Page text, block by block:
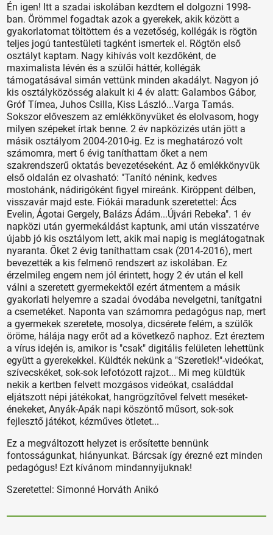
Én igen! Itt a szadai iskolában kezdtem el dolgozni 1998-
ban. Örömmel fogadtak azok a gyerekek, akik között a
gyakorlatomat töltöttem és a vezetőség, kollégák is rögtön
teljes jogú tantestületi tagként ismertek el. Rögtön első
osztályt kaptam. Nagy kihívás volt kezdőként, de
maximalista lévén és a szülői háttér, kollégák
támogatásával simán vettünk minden akadályt. Nagyon jó
kis osztályközösség alakult ki 4 év alatt: Galambos Gábor,
Gróf Tímea, Juhos Csilla, Kiss László...Varga Tamás.
Sokszor előveszem az emlékkönyvüket és elolvasom, hogy
milyen szépeket írtak benne. 2 év napközizés után jött a
másik osztályom 2004-2010-ig. Ez is meghatározó volt
számomra, mert 6 évig taníthattam őket a nem
szakrendszerű oktatás bevezetéseként. Az ő emlékkönyvük
első oldalán ez olvasható: "Tanító nénink, kedves
mostohánk, nádirigóként figyel mireánk. Kiröppent délben,
visszavár majd este. Fiókái maradunk szeretettel: Ács
Evelin, Ágotai Gergely, Balázs Ádám...Újvári Rebeka". 1 év
napközi után gyermekáldást kaptunk, ami után visszatérve
újabb jó kis osztályom lett, akik mai napig is meglátogatnak
nyaranta. Őket 2 évig taníthattam csak (2014-2016), mert
bevezették a kis felmenő rendszert az iskolában. Ez
érzelmileg engem nem jól érintett, hogy 2 év után el kell
válni a szeretett gyermekektől ezért átmentem a másik
gyakorlati helyemre a szadai óvodába nevelgetni, tanítgatni
a csemetéket. Naponta van számomra pedagógus nap, mert
a gyermekek szeretete, mosolya, dicsérete felém, a szülők
öröme, hálája nagy erőt ad a következő naphoz. Ezt éreztem
a vírus idején is, amikor is "csak" digitális felületen lehettünk
együtt a gyerekekkel. Küldték nekünk a "Szeretlek!"-videókat,
szívecskéket, sok-sok lefotózott rajzot... Mi meg küldtük
nekik a kertben felvett mozgásos videókat, családdal
eljátszott népi játékokat, hangrögzítővel felvett meséket-
énekeket, Anyák-Apák napi köszöntő műsort, sok-sok
fejlesztő játékot, kézműves ötletet...
Ez a megváltozott helyzet is erősítette bennünk
fontosságunkat, hiányunkat. Bárcsak így érezné ezt minden
pedagógus! Ezt kívánom mindannyijuknak!
Szeretettel: Simonné Horváth Anikó